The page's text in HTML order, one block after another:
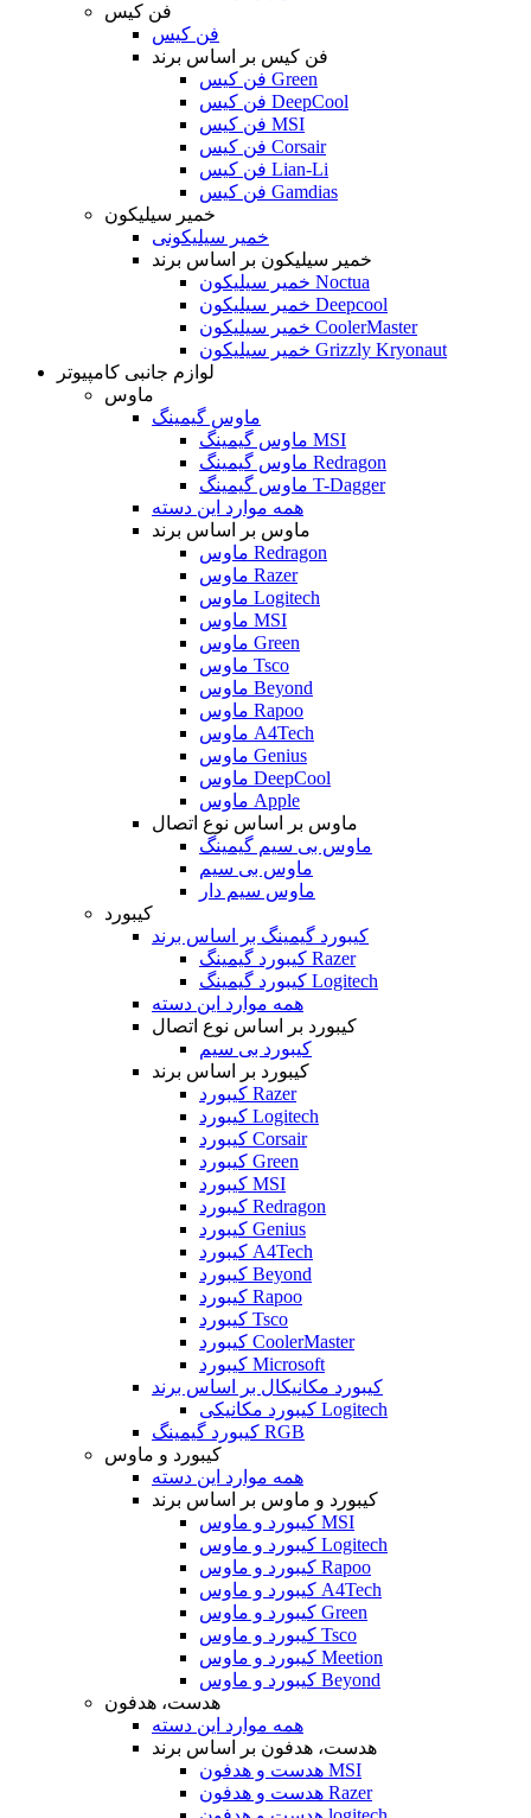
فن کیس
فن کیس
فن کیس بر اساس برند
فن کیس Green
فن کیس DeepCool
فن کیس MSI
فن کیس Corsair
فن کیس Lian-Li
فن کیس Gamdias
خمیر سیلیکون
خمیر سیلیکونی
خمیر سیلیکون بر اساس برند
خمیر سیلیکون Noctua
خمیر سیلیکون Deepcool
خمیر سیلیکون CoolerMaster
خمیر سیلیکون Grizzly Kryonaut
لوازم جانبی کامپیوتر
ماوس
ماوس گیمینگ
ماوس گیمینگ MSI
ماوس گیمینگ Redragon
ماوس گیمینگ T-Dagger
همه موارد این دسته
ماوس بر اساس برند
ماوس Redragon
ماوس Razer
ماوس Logitech
ماوس MSI
ماوس Green
ماوس Tsco
ماوس Beyond
ماوس Rapoo
ماوس A4Tech
ماوس Genius
ماوس DeepCool
ماوس Apple
ماوس بر اساس نوع اتصال
ماوس بی سیم گیمینگ
ماوس بی سیم
ماوس سیم دار
کیبورد
کیبورد گیمینگ بر اساس برند
کیبورد گیمینگ Razer
کیبورد گیمینگ Logitech
همه موارد این دسته
کیبورد بر اساس نوع اتصال
کیبورد بی سیم
کیبورد بر اساس برند
کیبورد Razer
کیبورد Logitech
کیبورد Corsair
کیبورد Green
کیبورد MSI
کیبورد Redragon
کیبورد Genius
کیبورد A4Tech
کیبورد Beyond
کیبورد Rapoo
کیبورد Tsco
کیبورد CoolerMaster
کیبورد Microsoft
کیبورد مکانیکال بر اساس برند
کیبورد مکانیکی Logitech
کیبورد گیمینگ RGB
کیبورد و ماوس
همه موارد این دسته
کیبورد و ماوس بر اساس برند
کیبورد و ماوس MSI
کیبورد و ماوس Logitech
کیبورد و ماوس Rapoo
کیبورد و ماوس A4Tech
کیبورد و ماوس Green
کیبورد و ماوس Tsco
کیبورد و ماوس Meetion
کیبورد و ماوس Beyond
هدست، هدفون
همه موارد این دسته
هدست، هدفون بر اساس برند
هدست و هدفون MSI
هدست و هدفون Razer